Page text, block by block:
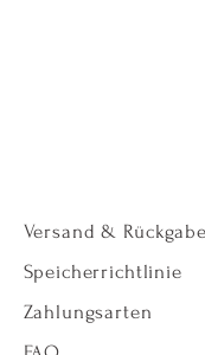
Versand & Rückgabe
Speicherrichtlinie
Zahlungsarten